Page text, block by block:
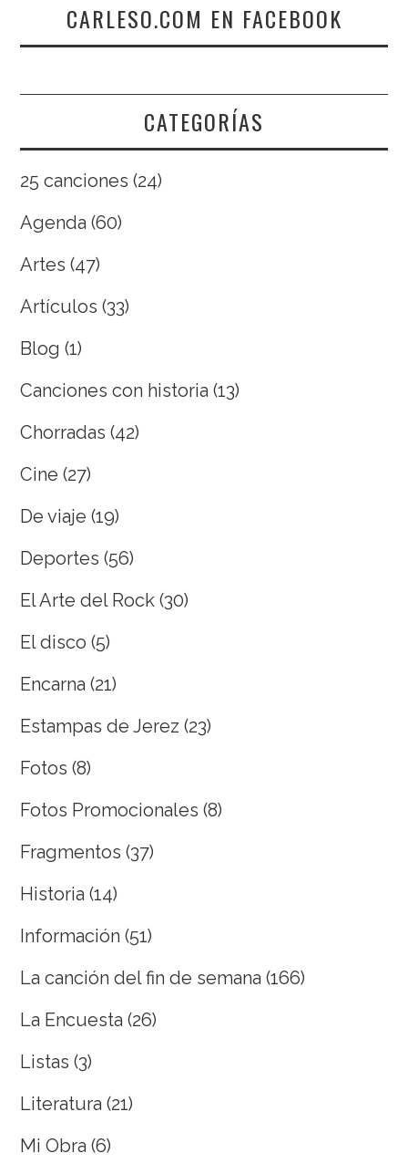
CARLESO.COM EN FACEBOOK
CATEGORÍAS
25 canciones (24)
Agenda (60)
Artes (47)
Artículos (33)
Blog (1)
Canciones con historia (13)
Chorradas (42)
Cine (27)
De viaje (19)
Deportes (56)
El Arte del Rock (30)
El disco (5)
Encarna (21)
Estampas de Jerez (23)
Fotos (8)
Fotos Promocionales (8)
Fragmentos (37)
Historia (14)
Información (51)
La canción del fin de semana (166)
La Encuesta (26)
Listas (3)
Literatura (21)
Mi Obra (6)